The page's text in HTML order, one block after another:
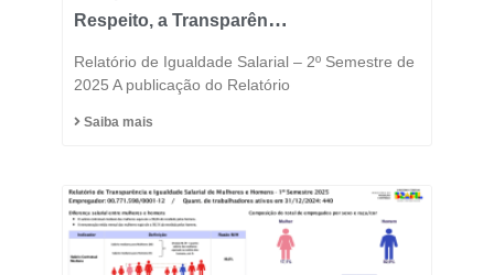
Respeito, a Transparência
DNA do Grupo Fast
Relatório de Igualdade Salarial – 2º Semestre de
2025 A publicação do Relatório
Saiba mais